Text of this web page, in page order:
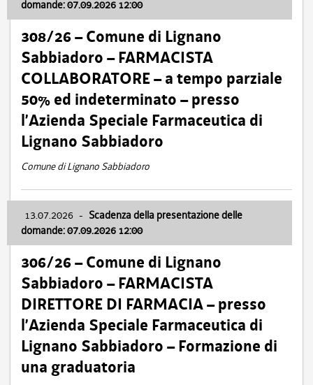
domande: 07.09.2026 12:00
308/26 – Comune di Lignano
Sabbiadoro – FARMACISTA
COLLABORATORE – a tempo parziale
50% ed indeterminato – presso
l’Azienda Speciale Farmaceutica di
Lignano Sabbiadoro
Comune di Lignano Sabbiadoro
13.07.2026 - Scadenza della presentazione delle
domande: 07.09.2026 12:00
306/26 – Comune di Lignano
Sabbiadoro – FARMACISTA
DIRETTORE DI FARMACIA – presso
l’Azienda Speciale Farmaceutica di
Lignano Sabbiadoro – Formazione di
una graduatoria